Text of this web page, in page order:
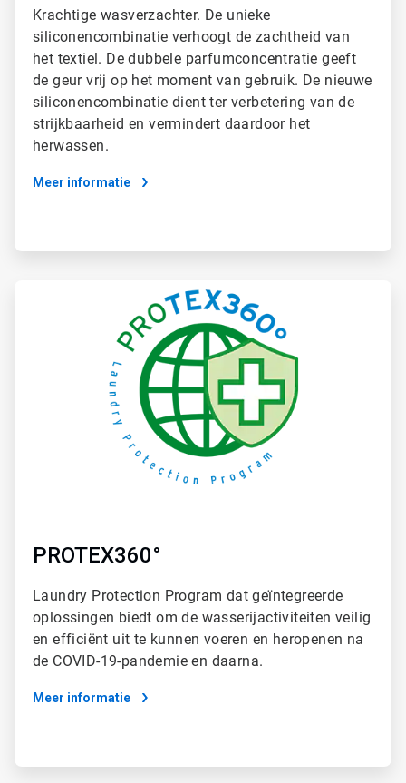
Krachtige wasverzachter. De unieke
siliconencombinatie verhoogt de zachtheid van
het textiel. De dubbele parfumconcentratie geeft
de geur vrij op het moment van gebruik. De nieuwe
siliconencombinatie dient ter verbetering van de
strijkbaarheid en vermindert daardoor het
herwassen.
Meer informatie
PROTEX360°
Laundry Protection Program dat geïntegreerde
oplossingen biedt om de wasserijactiviteiten veilig
en efficiënt uit te kunnen voeren en heropenen na
de COVID-19-pandemie en daarna.
Meer informatie